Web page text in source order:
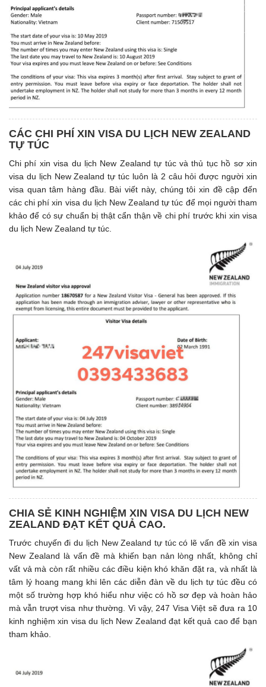
CÁC CHI PHÍ XIN VISA DU LỊCH NEW ZEALAND
TỰ TÚC
Chi phí xin visa du lịch New Zealand tự túc và thủ tục hồ sơ xin
visa du lịch New Zealand tự túc luôn là 2 câu hỏi được người xin
visa quan tâm hàng đầu. Bài viết này, chúng tôi xin đề cập đến
các chi phí xin visa du lịch New Zealand tự túc để mọi người tham
khảo để có sự chuẩn bị thật cẩn thận về chi phí trước khi xin visa
du lịch New Zealand tự túc.
CHIA SẺ KINH NGHIỆM XIN VISA DU LỊCH NEW
ZEALAND ĐẠT KẾT QUẢ CAO.
Trước chuyến đi du lịch New Zealand tự túc có lẽ vấn đề xin visa
New Zealand là vấn đề mà khiến bạn nản lòng nhất, không chỉ
vất vả mà còn rất nhiều các điều kiện khó khăn đặt ra, và nhất là
tâm lý hoang mang khi lên các diễn đàn về du lịch tự túc đều có
một số trường hợp khó hiểu như việc có hồ sơ đẹp và hoàn hảo
mà vẫn trượt visa như thường. Vì vậy, 247 Visa Việt sẽ đưa ra 10
kinh nghiệm xin visa du lịch New Zealand đạt kết quả cao để bạn
tham khảo.